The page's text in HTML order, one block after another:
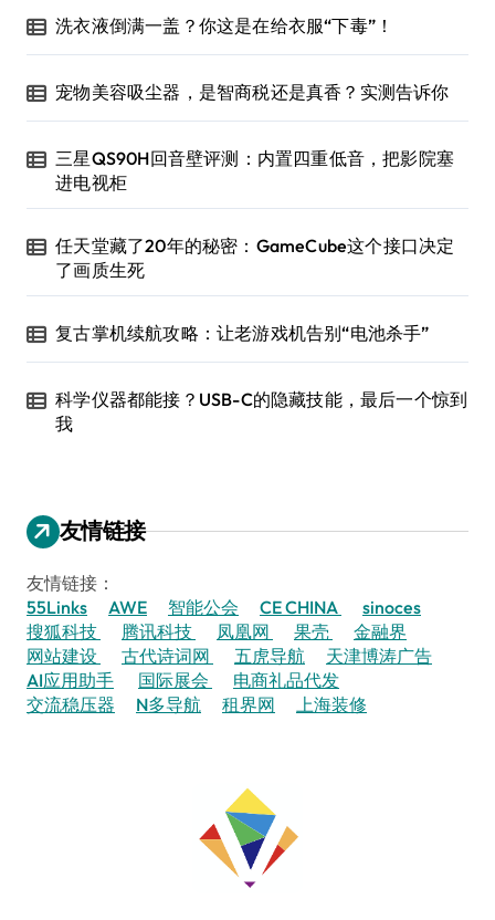
洗衣液倒满一盖？你这是在给衣服“下毒”！
宠物美容吸尘器，是智商税还是真香？实测告诉你
三星QS90H回音壁评测：内置四重低音，把影院塞
进电视柜
任天堂藏了20年的秘密：GameCube这个接口决定
了画质生死
复古掌机续航攻略：让老游戏机告别“电池杀手”
科学仪器都能接？USB-C的隐藏技能，最后一个惊到
我
友情链接
友情链接：
55Links
AWE 智能公会 CE CHINA
sinoces
搜狐科技
腾讯科技 凤凰网 果壳
金融界
网站建设
古代诗词网 五虎导航
天津博涛广告
AI应用助手
国际展会
电商礼品代发
交流稳压器
N多导航 租界网 上海装修